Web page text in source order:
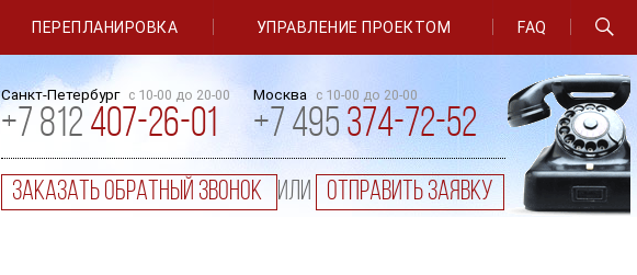
ПЕРЕПЛАНИРОВКА УПРАВЛЕНИЕ ПРОЕКТОМ FAQ
Санкт-Петербург с 10-00 до 20-00
+7 812 407-26-01
Москва с 10-00 до 20-00
+7 495 374-72-52
заказать обратный звонок или отправить заявку